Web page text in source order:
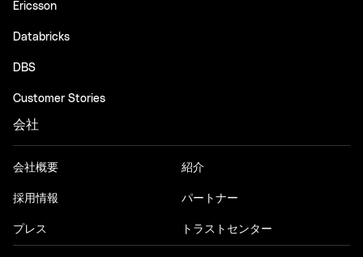
Ericsson
Databricks
DBS
Customer Stories
会社
会社概要
採用情報
プレス
紹介
パートナー
トラストセンター